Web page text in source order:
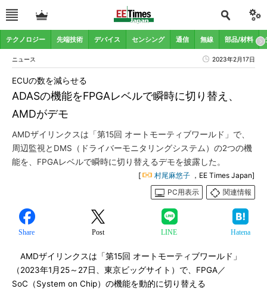
テクノロジー 先端技術 デバイス センシング 通信 無線 部品/材料
ニュース 2023年2月17日
ADASの機能をFPGAレベルで瞬時に切り替え、
AMDがデモ
ECUの数を減らせる
AMDザイリンクスは「第15回 オートモーティブワールド」で、
周辺監視とDMS（ドライバーモニタリングシステム）の2つの機
能を、FPGAレベルで瞬時に切り替えるデモを披露した。
[ 村尾麻悠子 ，EE Times Japan]
PC用表示
関連情報
Share Post LINE Hatena
AMDザイリンクスは「第15回 オートモーティブワールド」
（2023年1月25～27日、東京ビッグサイト）で、FPGA／
SoC（System on Chip）の機能を動的に切り替える